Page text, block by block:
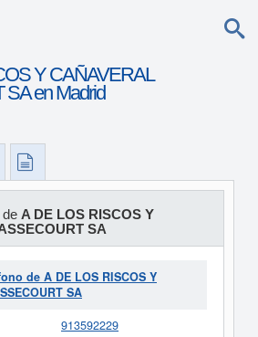
Y CAÑAVERAL
en Madrid
A DE LOS RISCOS Y
SA
de A DE LOS RISCOS Y
SA
913592229